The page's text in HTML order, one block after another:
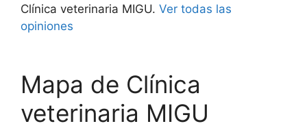
Clínica veterinaria MIGU. Ver todas las
opiniones
Mapa de Clínica
veterinaria MIGU